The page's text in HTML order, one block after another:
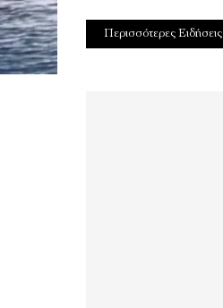
Περισσότερες Ειδήσεις